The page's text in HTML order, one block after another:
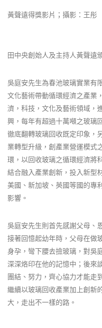
黃聲遠得獎影片；攝影：王彤
田中央創始人及主持人黃聲遠
吳庭安先生為春池玻璃實業有
文化藝術帶動循環經濟之產業
濟，科技，文化及藝術領域，
興，每年有超過十萬噸之玻璃
徹底翻轉玻璃回收既定印象，
業轉型升級，創產業營運模式
環，以回收玻璃之循環經濟將
結合融入產業創新，投入新型
美國、新加坡、英國等國的專
影響。
吳庭安先生則首先感謝父母、
接著回憶起幼年時，父母在做
身孕，彎下腰去撿玻璃，對吳
深深烙印在他的記憶中；後來
團結、努力，齊心協力才能走
繼續以玻璃回收產業加上創新
大，走出不一樣的路。